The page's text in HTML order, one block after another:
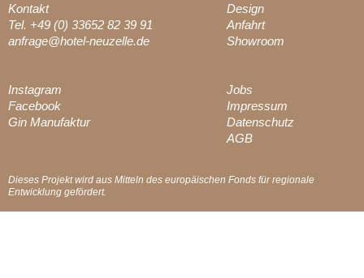
Kontakt
Tel. +49 (0) 33652 82 39 91
anfrage@hotel-neuzelle.de
Design
Anfahrt
Showroom
Instagram
Facebook
Gin Manufaktur
Jobs
Impressum
Datenschutz
AGB
Dieses Projekt wird aus Mitteln des europäischen Fonds für regionale
Entwicklung gefördert.